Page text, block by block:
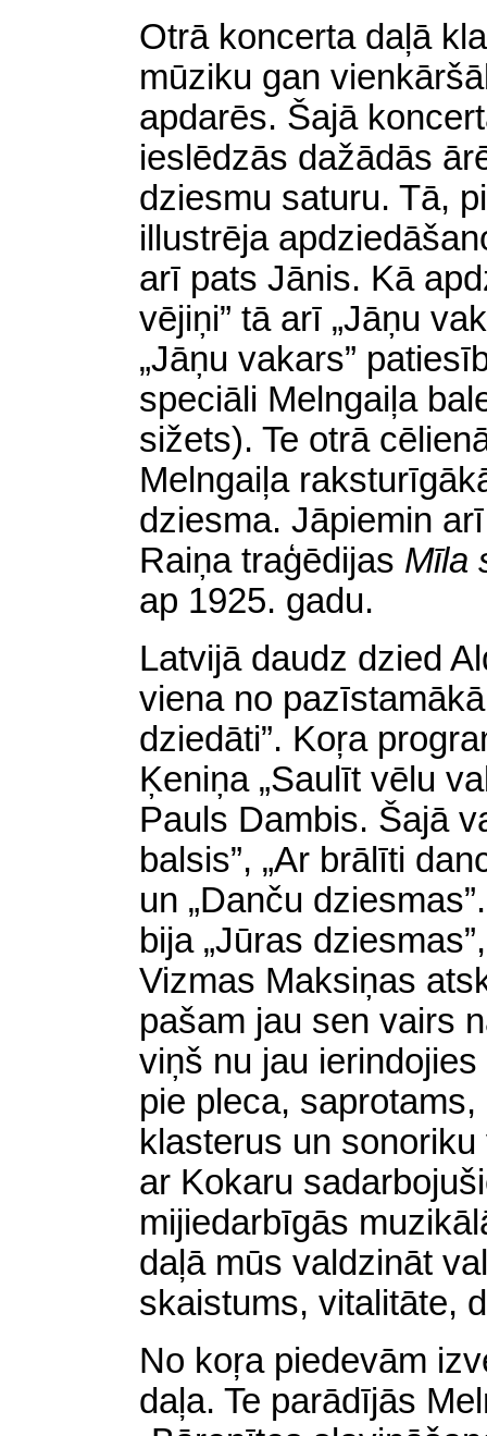
Otrā koncerta daļā
mūziku gan
apdarēs. Šajā
ieslēdzās dažādās
dziesmu saturu. Tā,
illustrēja
arī pats Jānis. Kā
vējiņi” tā arī „Jāņu
„Jāņu vakars”
speciāli Melngaiļa
sižets). Te otrā
Melngaiļa
dziesma. Jāpiemin
Raiņa traģēdijas Mīla
ap 1925. gadu.
Latvijā daudz dzied
viena no
dziedāti”. Koŗa
Ķeniņa „Saulīt vēlu
Pauls Dambis. Šajā
balsis”, „Ar brālīti
un „Danču
bija „Jūras
Vizmas Maksiņas
pašam jau sen vairs
viņš nu jau
pie pleca,
klasterus un
ar Kokaru
mijiedarbīgās
daļā mūs valdzināt
skaistums, vitalitāte,
No koŗa piedevām
daļa. Te parādījās